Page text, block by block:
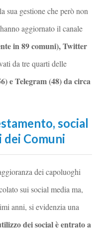
sua gestione che però non
aggiornato il canale
in 89 comuni), Twitter
da tre quarti delle
e Telegram (48) da circa
social
Comuni
dei capoluoghi
sui social media ma,
anni, si evidenzia una
dei social è entrato a